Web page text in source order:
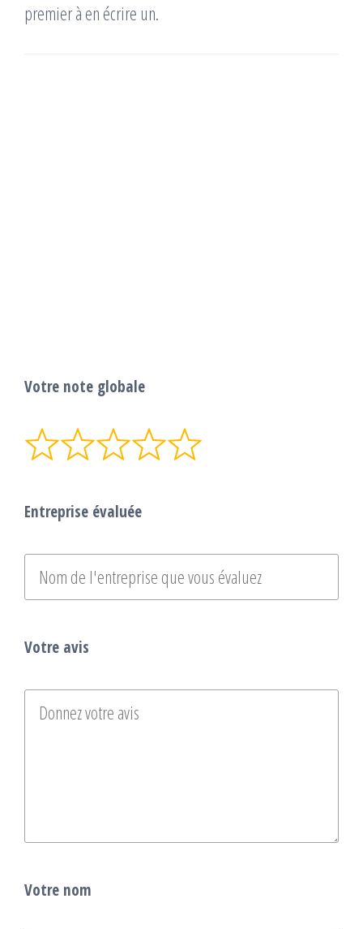
premier à en écrire un.
Votre note globale
Entreprise évaluée
Votre avis
Votre nom